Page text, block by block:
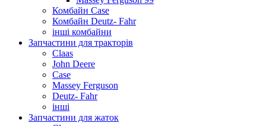
Комбайн Case
Комбайн Deutz- Fahr
інші комбайни
Запчастини для тракторів
Claas
John Deere
Case
Massey Ferguson
Deutz- Fahr
інші
Запчастини для жаток